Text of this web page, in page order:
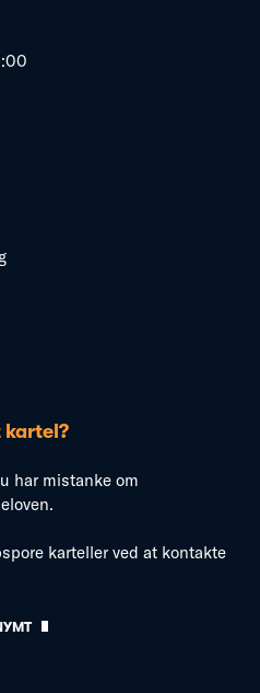
kartel?
har mistanke om
karteller ved at kontakte